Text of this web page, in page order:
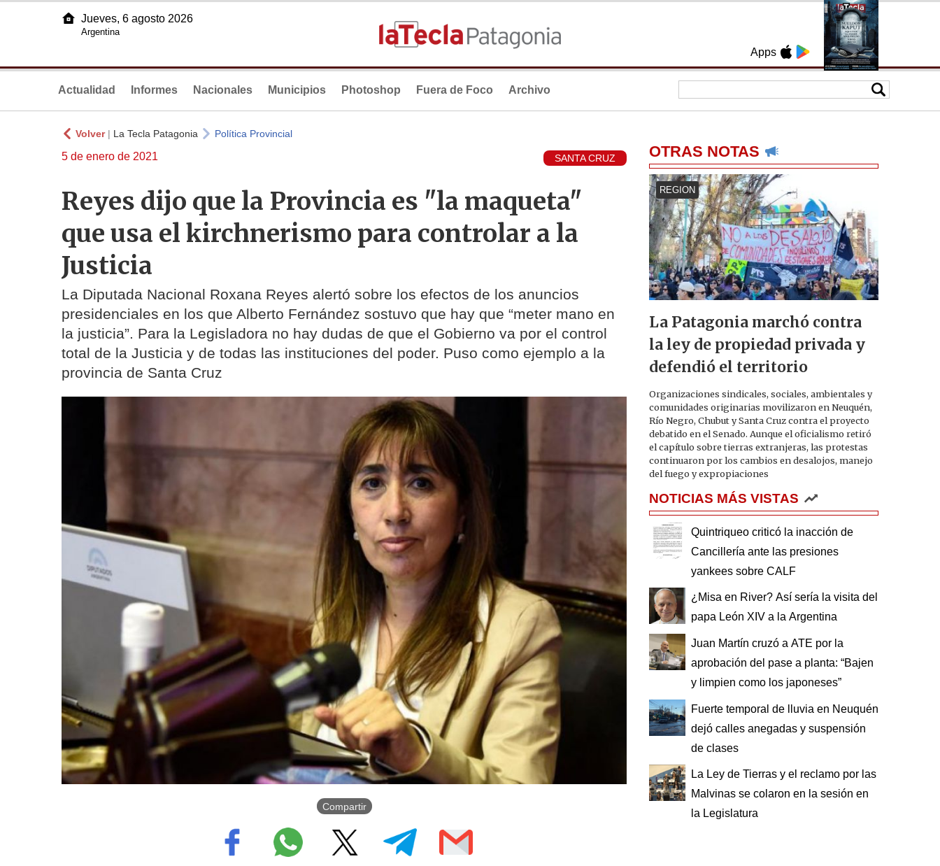
Apps
Jueves, 6 agosto 2026
Argentina
Actualidad Informes Nacionales Municipios Photoshop Fuera de Foco Archivo
Volver| La Tecla Patagonia Política Provincial
5 de enero de 2021 SANTA CRUZ
Reyes dijo que la Provincia es "la maqueta"
que usa el kirchnerismo para controlar a la
Justicia
La Diputada Nacional Roxana Reyes alertó sobre los efectos de los anuncios
presidenciales en los que Alberto Fernández sostuvo que hay que “meter mano en
la justicia”. Para la Legisladora no hay dudas de que el Gobierno va por el control
total de la Justicia y de todas las instituciones del poder. Puso como ejemplo a la
provincia de Santa Cruz
Compartir
OTRAS NOTAS
REGION
La Patagonia marchó contra
la ley de propiedad privada y
defendió el territorio
Organizaciones sindicales, sociales, ambientales y
comunidades originarias movilizaron en Neuquén,
Río Negro, Chubut y Santa Cruz contra el proyecto
debatido en el Senado. Aunque el oficialismo retiró
el capítulo sobre tierras extranjeras, las protestas
continuaron por los cambios en desalojos, manejo
del fuego y expropiaciones
NOTICIAS MÁS VISTAS
Quintriqueo criticó la inacción de
Cancillería ante las presiones
yankees sobre CALF
¿Misa en River? Así sería la visita del
papa León XIV a la Argentina
Juan Martín cruzó a ATE por la
aprobación del pase a planta: “Bajen
y limpien como los japoneses”
Fuerte temporal de lluvia en Neuquén
dejó calles anegadas y suspensión
de clases
La Ley de Tierras y el reclamo por las
Malvinas se colaron en la sesión en
la Legislatura